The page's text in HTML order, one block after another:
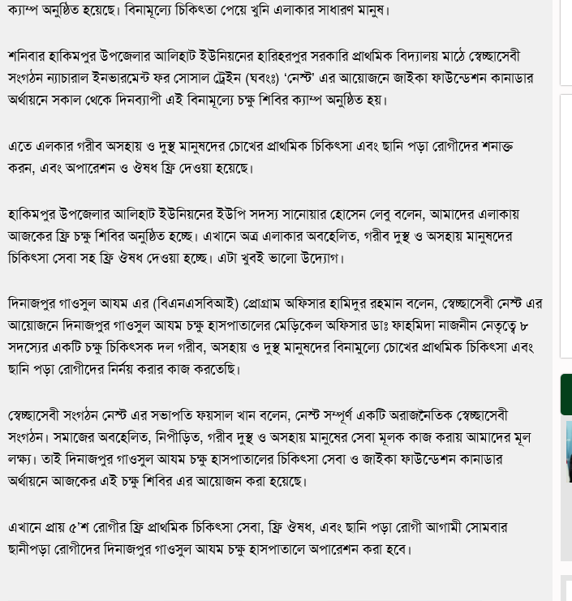
ক্যাম্প অনুষ্ঠিত হয়েছে। বিনামূল্যে চিকিৎতা পেয়ে খুনি এলাকার সাধারণ মানুষ।
শনিবার হাকিমপুর উপজেলার আলিহাট ইউনিয়নের হারিহরপুর সরকারি প্রাথমিক বিদ্যালয় মাঠে স্বেচ্ছাসেবী
সংগঠন ন্যাচারাল ইনভারমেন্ট ফর সোসাল ট্রেইন (ঘবংঃ) ‘নেস্ট’ এর আয়োজনে জাইকা ফাউন্ডেশন কানাডার
অর্থায়নে সকাল থেকে দিনব্যাপী এই বিনামূল্যে চক্ষু শিবির ক্যাম্প অনুষ্ঠিত হয়।
এতে এলকার গরীব অসহায় ও দুস্থ মানুষদের চোখের প্রাথমিক চিকিৎসা এবং ছানি পড়া রোগীদের শনাক্ত
করন, এবং অপারেশন ও ঔষধ ফ্রি দেওয়া হয়েছে।
হাকিমপুর উপজেলার আলিহাট ইউনিয়নের ইউপি সদস্য সানোয়ার হোসেন লেবু বলেন, আমাদের এলাকায়
আজকের ফ্রি চক্ষু শিবির অনুষ্ঠিত হচ্ছে। এখানে অত্র এলাকার অবহেলিত, গরীব দুস্থ ও অসহায় মানুষদের
চিকিৎসা সেবা সহ ফ্রি ঔষধ দেওয়া হচ্ছে। এটা খুবই ভালো উদ্যোগ।
দিনাজপুর গাওসুল আযম এর (বিএনএসবিআই) প্রোগ্রাম অফিসার হামিদুর রহমান বলেন, স্বেচ্ছাসেবী নেস্ট এর
আয়োজনে দিনাজপুর গাওসুল আযম চক্ষু হাসপাতালের মেড়িকেল অফিসার ডাঃ ফাহমিদা নাজনীন নেতৃত্বে ৮
সদস্যের একটি চক্ষু চিকিৎসক দল গরীব, অসহায় ও দুস্থ মানুষদের বিনামুল্যে চোখের প্রাথমিক চিকিৎসা এবং
ছানি পড়া রোগীদের নির্নয় করার কাজ করতেছি।
স্বেচ্ছাসেবী সংগঠন নেস্ট এর সভাপতি ফয়সাল খান বলেন, নেস্ট সম্পূর্ণ একটি অরাজনৈতিক স্বেচ্ছাসেবী
সংগঠন। সমাজের অবহেলিত, নিপীড়িত, গরীব দুস্থ ও অসহায় মানুষের সেবা মূলক কাজ করায় আমাদের মূল
লক্ষ্য। তাই দিনাজপুর গাওসুল আযম চক্ষু হাসপাতালের চিকিৎসা সেবা ও জাইকা ফাউন্ডেশন কানাডার
অর্থায়নে আজকের এই চক্ষু শিবির এর আয়োজন করা হয়েছে।
এখানে প্রায় ৫’শ রোগীর ফ্রি প্রাথমিক চিকিৎসা সেবা, ফ্রি ঔষধ, এবং ছানি পড়া রোগী আগামী সোমবার
ছানীপড়া রোগীদের দিনাজপুর গাওসুল আযম চক্ষু হাসপাতালে অপারেশন করা হবে।